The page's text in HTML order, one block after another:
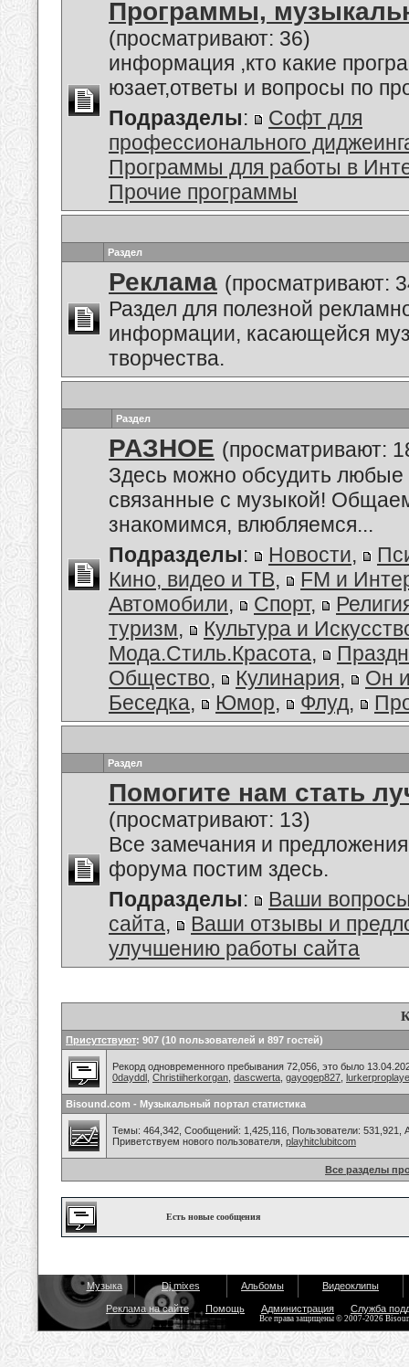
Программы,
(просматривают: 36)
информация ,кто какие
юзает,ответы и вопросы по
Подразделы:
Софт для
профессионального
Программы для работы в
Прочие программы
Раздел
Реклама (просматривают:
Раздел для полезной
информации, касающейся
творчества.
Раздел
РАЗНОЕ (просматривают:
Здесь можно обсудить
связанные с музыкой!
знакомимся, влюбляемся...
Подразделы: Новости,
Кино, видео и ТВ,
FM и
Автомобили, Спорт,
туризм,
Культура и
Мода.Стиль.Красота,
Общество, Кулинария,
Он
Беседка, Юмор, Флуд,
Раздел
Помогите нам стать
(просматривают: 13)
Все замечания и
форума постим здесь.
Подразделы:
Ваши
сайта,
Ваши отзывы и
улучшению работы сайта
Присутствуют: 907 (10 пользователей и 897 гостей)
Рекорд одновременного пребывания 72,056, это было
0dayddl Christiiherkorgan dascwerta gayogep827
Bisound.com - Музыкальный портал статистика
Темы: 464,342, Сообщений: 1,425,116, Пользователи: 531,921,
Приветствуем нового пользователя, playhitclubitcom
Все разделы
Есть новые сообщения
Музыка Dj mixes Альбомы Видеоклипы
Реклама на сайте Помощь Администрация Служба
Все права защищены © 2007-2026